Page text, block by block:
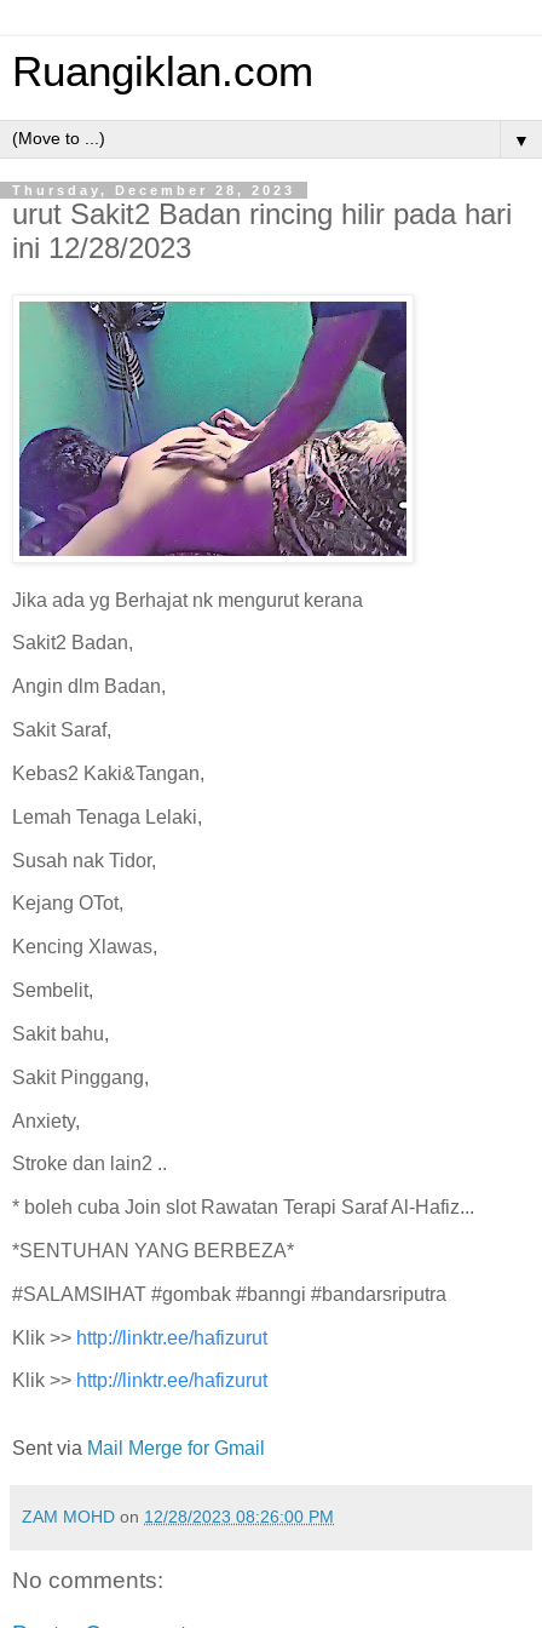
Ruangiklan.com
▼
Thursday, December 28, 2023
urut Sakit2 Badan rincing hilir pada hari
ini 12/28/2023
Jika ada yg Berhajat nk mengurut kerana
Sakit2 Badan,
Angin dlm Badan,
Sakit Saraf,
Kebas2 Kaki&Tangan,
Lemah Tenaga Lelaki,
Susah nak Tidor,
Kejang OTot,
Kencing Xlawas,
Sembelit,
Sakit bahu,
Sakit Pinggang,
Anxiety,
Stroke dan lain2 ..
* boleh cuba Join slot Rawatan Terapi Saraf Al-Hafiz...
*SENTUHAN YANG BERBEZA*
#SALAMSIHAT #gombak #banngi #bandarsriputra
Klik >> http://linktr.ee/hafizurut
Klik >> http://linktr.ee/hafizurut
Sent via Mail Merge for Gmail
ZAM MOHD on 12/28/2023 08:26:00 PM
No comments: